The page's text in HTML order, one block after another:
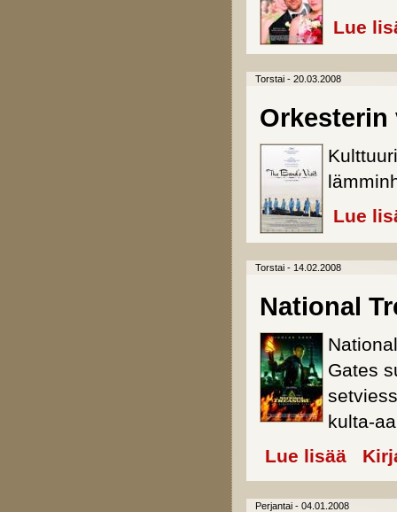
Lue
Torstai - 20.03.2008
Orkesterin
Lue
Torstai - 14.02.2008
National
Gates
kulta-
Lue lisää about
Perjantai - 04.01.2008